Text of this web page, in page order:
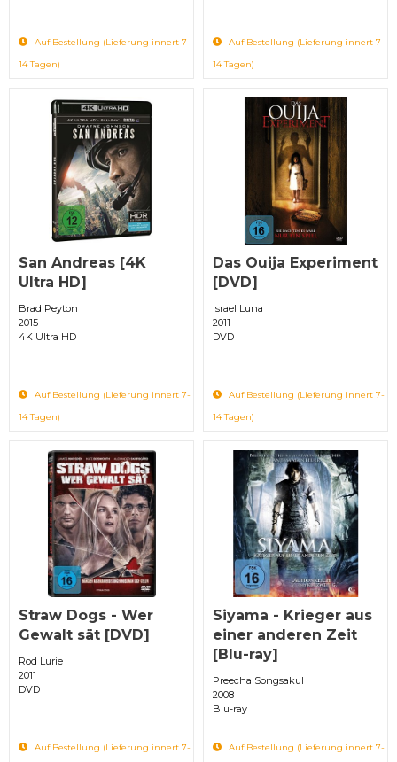
Auf Bestellung (Lieferung innert 7-
14 Tagen)
Auf Bestellung (Lieferung innert 7-
14 Tagen)
San Andreas [4K
Ultra HD]
Brad Peyton
2015
4K Ultra HD
Auf Bestellung (Lieferung innert 7-
14 Tagen)
Das Ouija Experiment
[DVD]
Israel Luna
2011
DVD
Auf Bestellung (Lieferung innert 7-
14 Tagen)
Straw Dogs - Wer
Gewalt sät [DVD]
Rod Lurie
2011
DVD
Auf Bestellung (Lieferung innert 7-
Siyama - Krieger aus
einer anderen Zeit
[Blu-ray]
Preecha Songsakul
2008
Blu-ray
Auf Bestellung (Lieferung innert 7-